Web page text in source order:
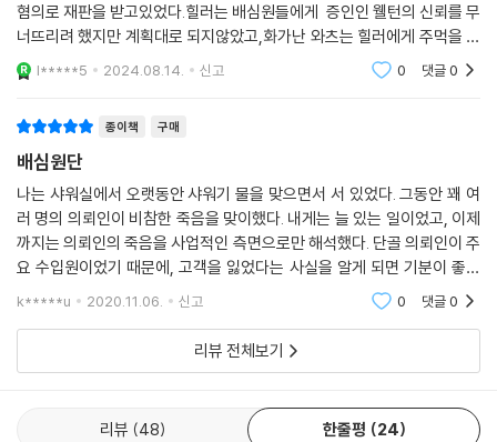
혐의로 재판을 받고있었다.힐러는 배심원들에게 증인인 웰턴의 신뢰를 무
너뜨리려 했지만 계획대로 되지않았고,화가난 와츠는 힐러에게 주먹을 휘
두른다.l*****5 2024.08.14. 신고 0 댓글0
종이책 구매
배심원단
나는 샤워실에서 오랫동안 샤워기 물을 맞으면서 서 있었다. 그동안 꽤 여
러 명의 의뢰인이 비참한 죽음을 맞이했다. 내게는 늘 있는 일이었고, 이제
까지는 의뢰인의 죽음을 사업적인 측면으로만 해석했다. 단골 의뢰인이 주
요 수입원이었기 때문에, 고객을 잃었다는 사실을 알게 되면 기분이 좋을
리가 없었다. 그러나 글로리아 데이턴의 경우는 달랐다. 사업적인 측면으
k*****u 2020.11.06. 신고 0 댓글0
리뷰 전체보기
리뷰 48 한줄평 24